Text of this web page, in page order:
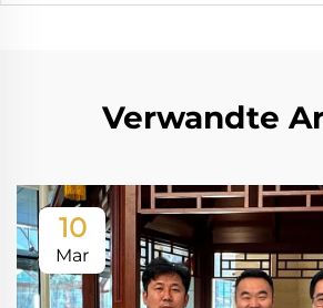
Verwandte
10
Mar